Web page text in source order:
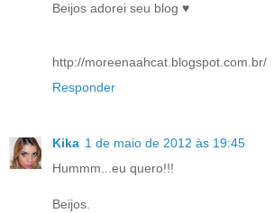
Beijos adorei seu blog ♥
http://moreenaahcat.blogspot.com.br/
Responder
Kika 1 de maio de 2012 às 19:45
Hummm...eu quero!!!
Beijos.